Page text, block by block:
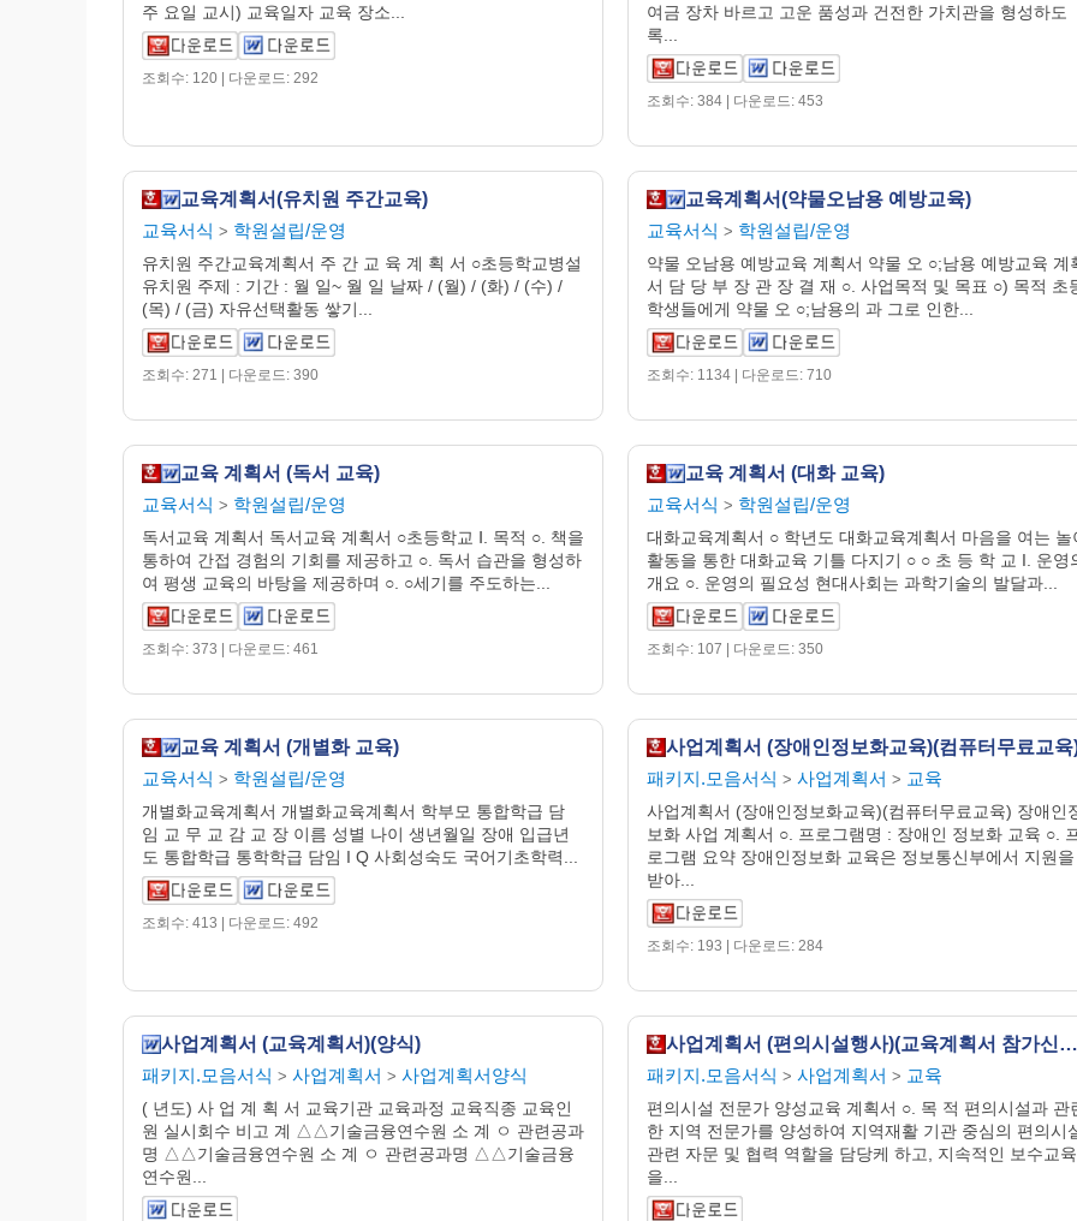
주 요일 교시) 교육일자 교육 장소...
조회수: 120 | 다운로드: 292
여금 장차 바르고 고운 품성과 건전한 가치관을 형성하도
록...
조회수: 384 | 다운로드: 453
교육계획서(유치원 주간교육)
교육서식 > 학원설립/운영
유치원 주간교육계획서 주 간 교 육 계 획 서 ○초등학교병설
유치원 주제 : 기간 : 월 일~ 월 일 날짜 / (월) / (화) / (수) /
(목) / (금) 자유선택활동 쌓기...
조회수: 271 | 다운로드: 390
교육계획서(약물오남용 예방교육)
교육서식 > 학원설립/운영
약물 오남용 예방교육 계획서 약물 오 ○;남용 예방교육 계
서 담 당 부 장 관 장 결 재 ○. 사업목적 및 목표 ○) 목적 초
학생들에게 약물 오 ○;남용의 과 그로 인한...
조회수: 1134 | 다운로드: 710
교육 계획서 (독서 교육)
교육서식 > 학원설립/운영
독서교육 계획서 독서교육 계획서 ○초등학교 Ⅰ. 목적 ○. 책을
통하여 간접 경험의 기회를 제공하고 ○. 독서 습관을 형성하
여 평생 교육의 바탕을 제공하며 ○. ○세기를 주도하는...
조회수: 373 | 다운로드: 461
교육 계획서 (대화 교육)
교육서식 > 학원설립/운영
대화교육계획서 ○ 학년도 대화교육계획서 마음을 여는 놀
활동을 통한 대화교육 기틀 다지기 ○ ○ 초 등 학 교 I. 운영
개요 ○. 운영의 필요성 현대사회는 과학기술의 발달과...
조회수: 107 | 다운로드: 350
교육 계획서 (개별화 교육)
교육서식 > 학원설립/운영
개별화교육계획서 개별화교육계획서 학부모 통합학급 담
임 교 무 교 감 교 장 이름 성별 나이 생년월일 장애 입급년
도 통합학급 통학학급 담임 I Q 사회성숙도 국어기초학력...
조회수: 413 | 다운로드: 492
사업계획서 (장애인정보화교육)(컴퓨터무료교육
패키지.모음서식 > 사업계획서 > 교육
사업계획서 (장애인정보화교육)(컴퓨터무료교육) 장애인
보화 사업 계획서 ○. 프로그램명 : 장애인 정보화 교육 ○.
로그램 요약 장애인정보화 교육은 정보통신부에서 지원을
받아...
조회수: 193 | 다운로드: 284
사업계획서 (교육계획서)(양식)
패키지.모음서식 > 사업계획서 > 사업계획서양식
( 년도) 사 업 계 획 서 교육기관 교육과정 교육직종 교육인
원 실시회수 비고 계 △△기술금융연수원 소 계 ㅇ 관련공과
명 △△기술금융연수원 소 계 ㅇ 관련공과명 △△기술금융
연수원...
사업계획서 (편의시설행사)(교육계획서 참가신청서)
패키지.모음서식 > 사업계획서 > 교육
편의시설 전문가 양성교육 계획서 ○. 목 적 편의시설과 관
한 지역 전문가를 양성하여 지역재활 기관 중심의 편의시
관련 자문 및 협력 역할을 담당케 하고, 지속적인 보수교육
을...